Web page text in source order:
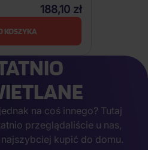
188,10 zł
KOSZYKA
na coś innego? Tutaj
przeglądaliście u nas,
kupić do domu.